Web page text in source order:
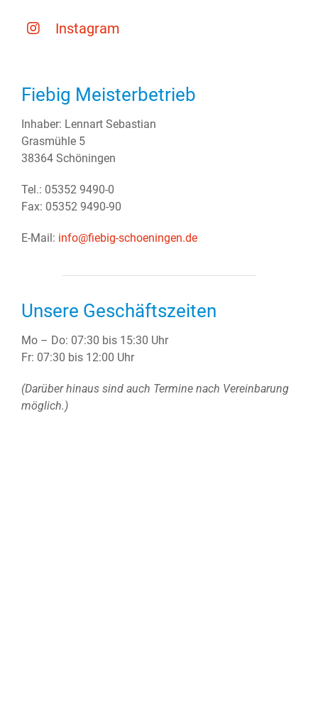
Instagram
Fiebig Meisterbetrieb
Inhaber: Lennart Sebastian
Grasmühle 5
38364 Schöningen
Tel.: 05352 9490-0
Fax: 05352 9490-90
E-Mail: info@fiebig-schoeningen.de
Unsere Geschäftszeiten
Mo – Do: 07:30 bis 15:30 Uhr
Fr: 07:30 bis 12:00 Uhr
(Darüber hinaus sind auch Termine nach Vereinbarung
möglich.)